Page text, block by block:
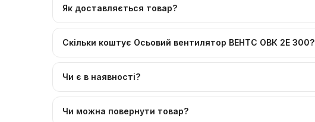
Як доставляється товар?
Скільки коштує Осьовий вентилятор ВЕНТС ОВК 2Е 300?
Чи є в наявності?
Чи можна повернути товар?